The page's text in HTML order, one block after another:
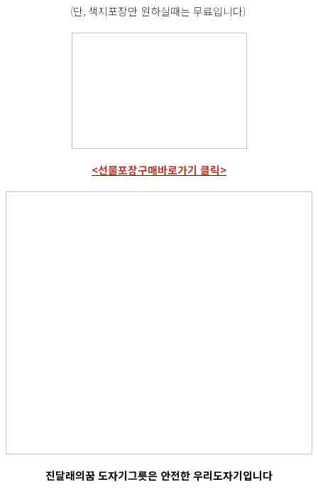
(단, 색지포장만 원하실때는 무료입니다)
<선물포장구매바로가기 클릭>
진달래의꿈 도자기그릇은 안전한 우리도자기입니다